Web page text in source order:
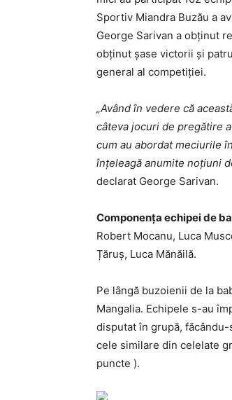
Sportiv Mian­dra Buzău a
Geor­ge Sarivan a obținut
obținut șase victorii și
general al competiției.
„Având în vedere că
câteva jocuri de pregătire
cum au abor­dat meciurile
înțeleagă anumite noțiuni
declarat George Sarivan.
Componența echipei de
Robert Mocanu, Luca
Țăruș, Luca Mănăilă.
Pe lângă buzoienii de la
Mangalia. Echipele s-au
disputat în grupă,
cele similare din celelate
puncte ).